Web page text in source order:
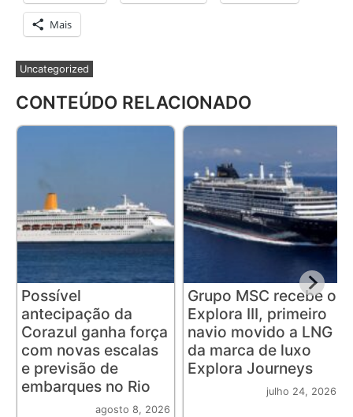
Mais
Uncategorized
CONTEÚDO RELACIONADO
Possível
antecipação da
Corazul ganha força
com novas escalas
e previsão de
embarques no Rio
agosto 8, 2026
Grupo MSC recebe o
Explora III, primeiro
navio movido a LNG
da marca de luxo
Explora Journeys
julho 24, 2026